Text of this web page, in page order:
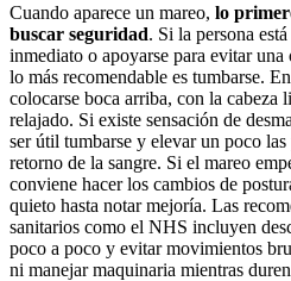
Cuando aparece un mareo, lo
buscar seguridad. Si la persona
inmediato o apoyarse para evitar una
lo más recomendable es tumbarse.
colocarse boca arriba, con la cabeza
relajado. Si existe sensación de
ser útil tumbarse y elevar un poco
retorno de la sangre. Si el mareo
conviene hacer los cambios de
quieto hasta notar mejoría. Las
sanitarios como el NHS incluyen
poco a poco y evitar movimientos
ni manejar maquinaria mientras